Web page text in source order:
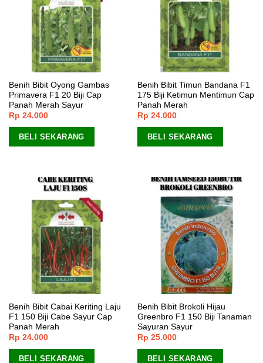
Benih Bibit Oyong Gambas
Primavera F1 20 Biji Cap
Panah Merah Sayur
Rp 24.000
BELI SEKARANG
Benih Bibit Timun Bandana F1
175 Biji Ketimun Mentimun Cap
Panah Merah
Rp 24.000
BELI SEKARANG
Benih Bibit Cabai Keriting Laju
F1 150 Biji Cabe Sayur Cap
Panah Merah
Rp 24.000
BELI SEKARANG
Benih Bibit Brokoli Hijau
Greenbro F1 150 Biji Tanaman
Sayuran Sayur
Rp 25.000
BELI SEKARANG